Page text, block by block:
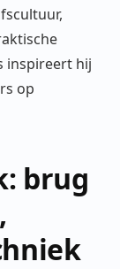
inspireert hij
op
brug